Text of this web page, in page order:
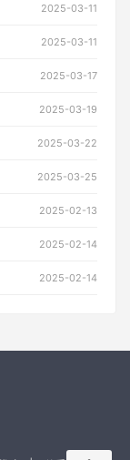
2025-03-11
2025-03-11
2025-03-17
2025-03-19
2025-03-22
2025-03-25
2025-02-13
2025-02-14
2025-02-14